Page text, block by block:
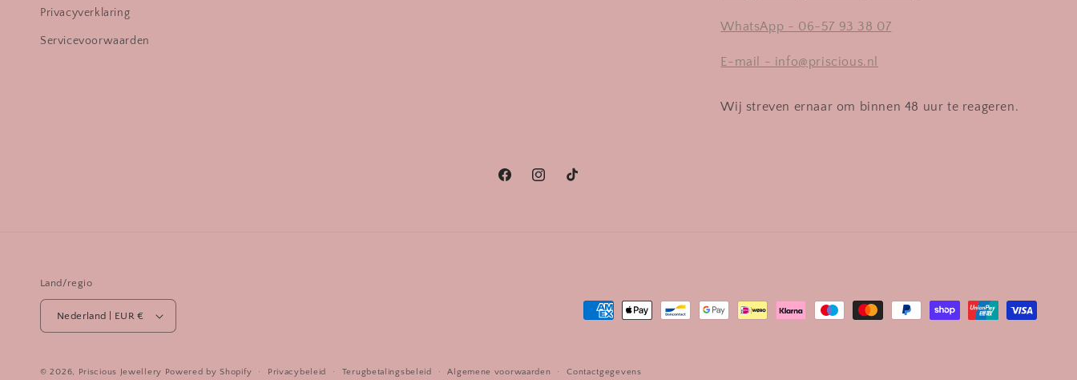
Privacyverklaring
Servicevoorwaarden
WhatsApp - 06-57 93 38 07
E-mail - info@priscious.nl
Wij streven ernaar om binnen 48 uur te reageren.
FacebookInstagramTikTok
Land/regio
Nederland | EUR € Betaalmethoden
© 2026, Priscious Jewellery Powered by Shopify Privacybeleid Terugbetalingsbeleid Algemene voorwaarden Contactgegevens